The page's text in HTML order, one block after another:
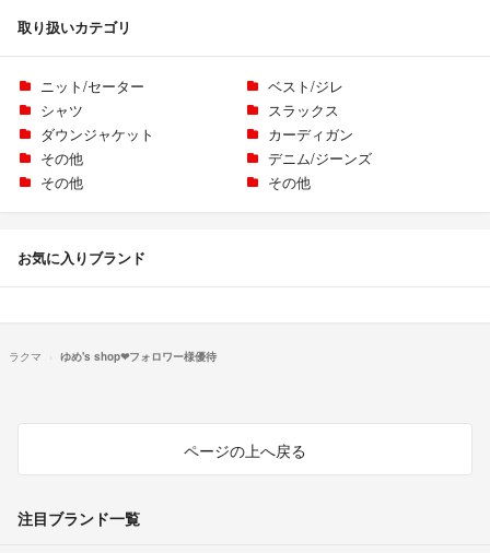
取り扱いカテゴリ
ニット/セーター
ベスト/ジレ
シャツ
スラックス
ダウンジャケット
カーディガン
その他
デニム/ジーンズ
その他
その他
お気に入りブランド
ラクマ ゆめ's shop❤︎フォロワー様優待
ページの上へ戻る
注目ブランド一覧